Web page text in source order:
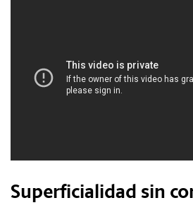
Superficialidad sin